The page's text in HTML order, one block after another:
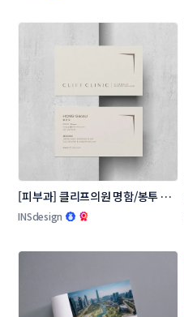
[피부과] 클리프의원 명함/봉투 콘
테스트
INSdesign